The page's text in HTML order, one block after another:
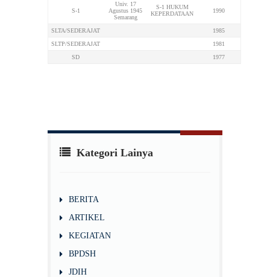
S-1
Univ. 17
Agustus 1945
Semarang
S-1 HUKUM
KEPERDATAAN
1990
SLTA/SEDERAJAT
1985
SLTP/SEDERAJAT
1981
SD
1977
Kategori Lainya
BERITA
ARTIKEL
KEGIATAN
BPDSH
JDIH